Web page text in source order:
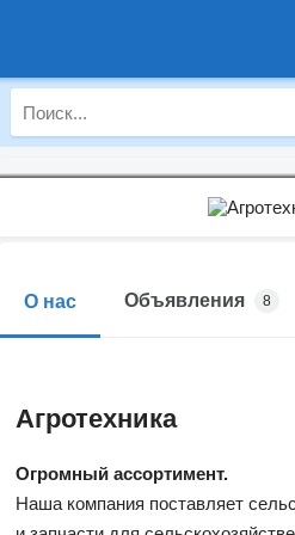
О нас Объявления 8
Агротехника
Огромный ассортимент.
Наша компания поставляет